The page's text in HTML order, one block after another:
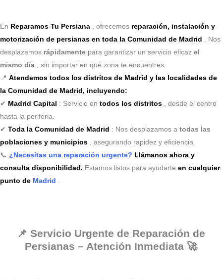
En Reparamos Tu Persiana , ofrecemos reparación, instalación y
motorización de persianas en toda la Comunidad de Madrid . Nos
desplazamos rápidamente para garantizar un servicio eficaz el
mismo día , sin importar en qué zona te encuentres.
📍 Atendemos todos los distritos de Madrid y las localidades de
la Comunidad de Madrid, incluyendo:
✔ Madrid Capital : Servicio en todos los distritos , desde el centro
hasta la periferia.
✔ Toda la Comunidad de Madrid : Nos desplazamos a todas las
poblaciones y municipios , asegurando rapidez y eficiencia.
📞 ¿Necesitas una reparación urgente? Llámanos ahora y
consulta disponibilidad. Estamos listos para ayudarte en cualquier
punto de Madrid
📌 Servicio Urgente de Reparación de
Persianas – Atención Inmediata 🚀